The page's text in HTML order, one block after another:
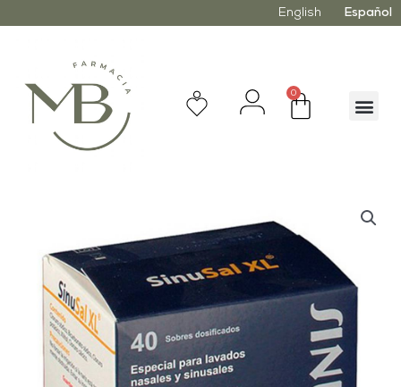
English Español
0